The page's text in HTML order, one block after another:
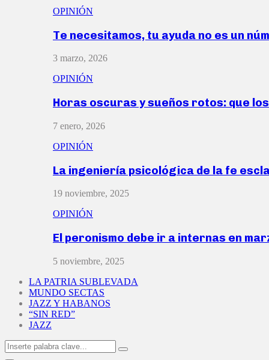
OPINIÓN
Te necesitamos, tu ayuda no es un
3 marzo, 2026
OPINIÓN
Horas oscuras y sueños rotos: que
7 enero, 2026
OPINIÓN
La ingeniería psicológica de la fe
19 noviembre, 2025
OPINIÓN
El peronismo debe ir a internas en
5 noviembre, 2025
LA PATRIA SUBLEVADA
MUNDO SECTAS
JAZZ Y HABANOS
“SIN RED”
JAZZ
Search
for:
Search